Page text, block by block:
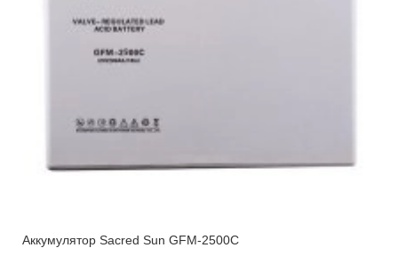
Аккумулятор Sacred Sun GFM-2500C